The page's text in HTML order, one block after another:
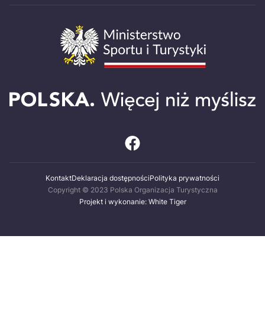
KontaktDeklaracja dostępnościPolityka prywatności
Copyright © 2023 Polska Organizacja Turystyczna
Projekt i wykonanie: White Tiger